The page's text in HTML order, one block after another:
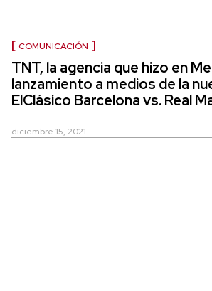
COMUNICACIÓN
TNT, la agencia que hizo en
lanzamiento a medios de la
ElClásico Barcelona vs. Real
diciembre 15, 2021